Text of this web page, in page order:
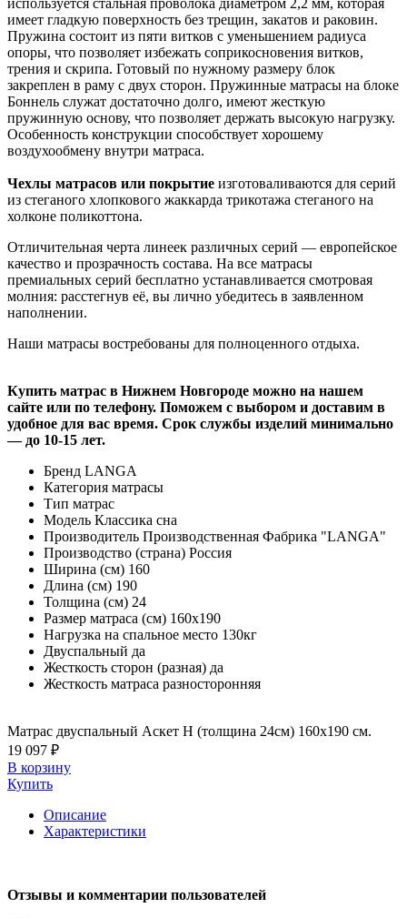
имеет гладкую поверхность без трещин, закатов и раковин.
Пружина состоит из пяти витков с уменьшением радиуса
опоры, что позволяет избежать соприкосновения витков,
трения и скрипа. Готовый по нужному размеру блок
закреплен в раму с двух сторон. Пружинные матрасы на блоке
Боннель служат достаточно долго, имеют жесткую
пружинную основу, что позволяет держать высокую нагрузку.
Особенность конструкции способствует хорошему
воздухообмену внутри матраса.
Чехлы матрасов или покрытие изготоваливаются для серий
из стеганого хлопкового жаккарда трикотажа стеганого на
холконе поликоттона.
Отличительная черта линеек различных серий — европейское
качество и прозрачность состава. На все матрасы
премиальных серий бесплатно устанавливается смотровая
молния: расстегнув её, вы лично убедитесь в заявленном
наполнении.
Наши матрасы востребованы для полноценного отдыха.
Купить матрас в Нижнем Новгороде можно на нашем
сайте или по телефону. Поможем с выбором и доставим в
удобное для вас время. Срок службы изделий минимально
— до 10-15 лет.
Бренд LANGA
Категория матрасы
Тип матрас
Модель Классика сна
Производитель Производственная Фабрика "LANGA"
Производство (страна) Россия
Ширина (см) 160
Длина (см) 190
Толщина (см) 24
Размер матраса (см) 160х190
Нагрузка на спальное место 130кг
Двуспальный да
Жесткость сторон (разная) да
Жесткость матраса разносторонняя
Матрас двуспальный Аскет Н (толщина 24см) 160х190 см.
19 097 ₽
В корзину
Купить
Описание
Характеристики
Отзывы и комментарии пользователей